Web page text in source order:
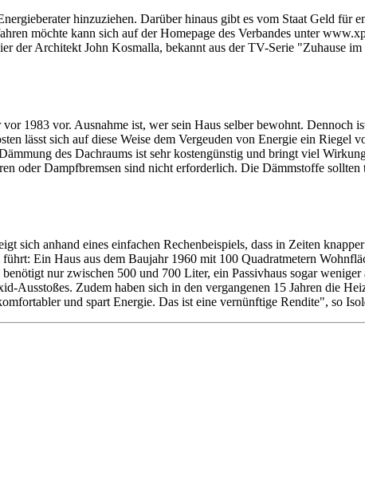
hinzuziehen. Darüber hinaus gibt es vom Staat Geld für
möchte kann sich auf der Homepage des Verbandes unter
der Architekt John Kosmalla, bekannt aus der TV-Serie "Zuhause
1983 vor. Ausnahme ist, wer sein Haus selber bewohnt. Dennoch
lässt sich auf diese Weise dem Vergeuden von Energie ein Riegel
des Dachraums ist sehr kostengünstig und bringt viel
oder Dampfbremsen sind nicht erforderlich. Die Dämmstoffe
sich anhand eines einfachen Rechenbeispiels, dass in Zeiten
Ein Haus aus dem Baujahr 1960 mit 100 Quadratmetern
nur zwischen 500 und 700 Liter, ein Passivhaus sogar
Ausstoßes. Zudem haben sich in den vergangenen 15 Jahren die
und spart Energie. Das ist eine vernünftige Rendite", so